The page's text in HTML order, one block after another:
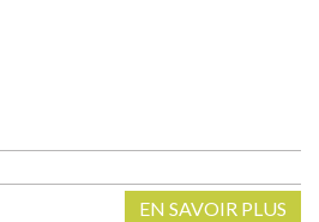
EN SAVOIR PLUS